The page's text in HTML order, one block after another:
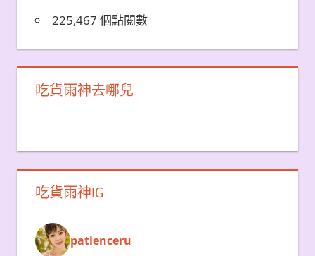
225,467 個點閱數
吃貨雨神去哪兒
吃貨雨神IG
patienceru